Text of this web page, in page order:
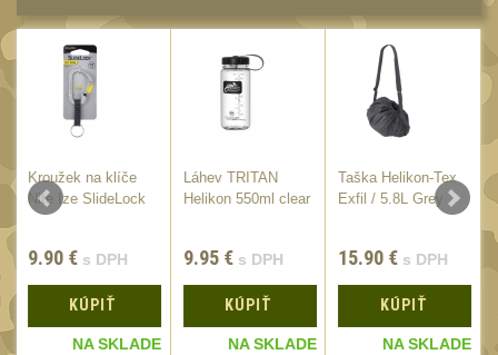
16340 a CR123
Držiaky a
príslušenstvo
Náhradné diely
Nosiče plátů a vesty
Prilby
Opasky24
Chrániče
Kroužek na klíče
Nite Ize SlideLock
9.90 € s DPH
KÚPIŤ
NA SKLADE
Láhev TRITAN
Helikon 550ml clear
9.95 € s DPH
KÚPIŤ
NA SKLADE
Taška Helikon-Tex
Exfil / 5.8L Grey
15.90 € s DPH
KÚPIŤ
NA SKLADE